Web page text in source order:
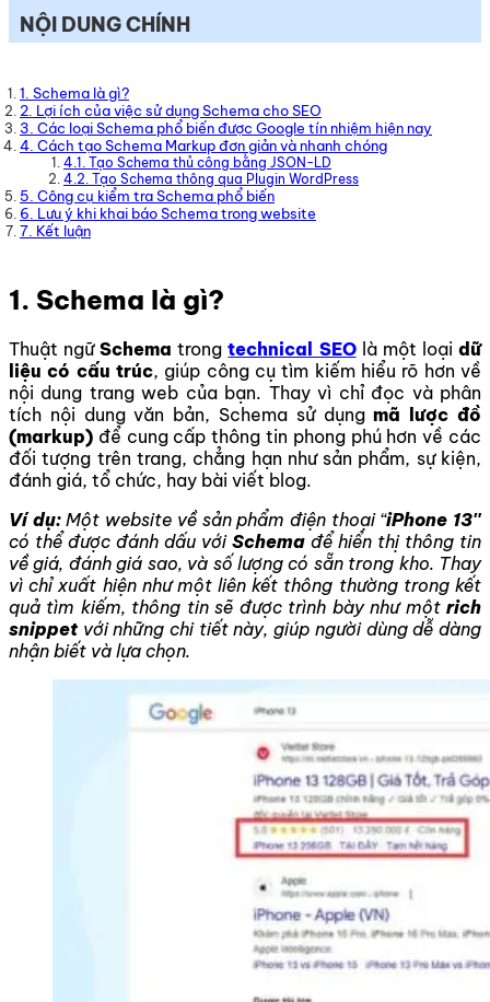
NỘI DUNG CHÍNH
1. Schema là gì?
2. Lợi ích của việc sử dụng Schema cho SEO
3. Các loại Schema phổ biến được Google tín nhiệm hiện nay
4. Cách tạo Schema Markup đơn giản và nhanh chóng
4.1. Tạo Schema thủ công bằng JSON-LD
4.2. Tạo Schema thông qua Plugin WordPress
5. Công cụ kiểm tra Schema phổ biến
6. Lưu ý khi khai báo Schema trong website
7. Kết luận
1. Schema là gì?
Thuật ngữSchematrongtechnical SEOlà một loạidữ
liệu có cấu trúc, giúp công cụ tìm kiếm hiểu rõ hơn về
nội dung trang web của bạn. Thay vì chỉ đọc và phân
tích nội dung văn bản, Schema sử dụngmã lược đồ
(markup) để cung cấp thông tin phong phú hơn về các
đối tượng trên trang, chẳng hạn như sản phẩm, sự kiện,
đánh giá, tổ chức, hay bài viết blog.
Ví dụ:Một website về sản phẩm điện thoại “iPhone 13″
có thể được đánh dấu với Schema để hiển thị thông tin
về giá, đánh giá sao, và số lượng có sẵn trong kho. Thay
vì chỉ xuất hiện như một liên kết thông thường trong kết
quả tìm kiếm, thông tin sẽ được trình bày như một rich
snippet với những chi tiết này, giúp người dùng dễ dàng
nhận biết và lựa chọn.